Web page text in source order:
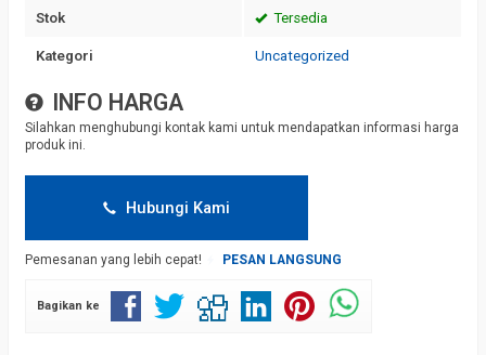
Stok Tersedia
Kategori Uncategorized
INFO HARGA
Silahkan menghubungi kontak kami untuk mendapatkan informasi harga
produk ini.
Hubungi Kami
Pemesanan yang lebih cepat! PESAN LANGSUNG
Bagikan ke